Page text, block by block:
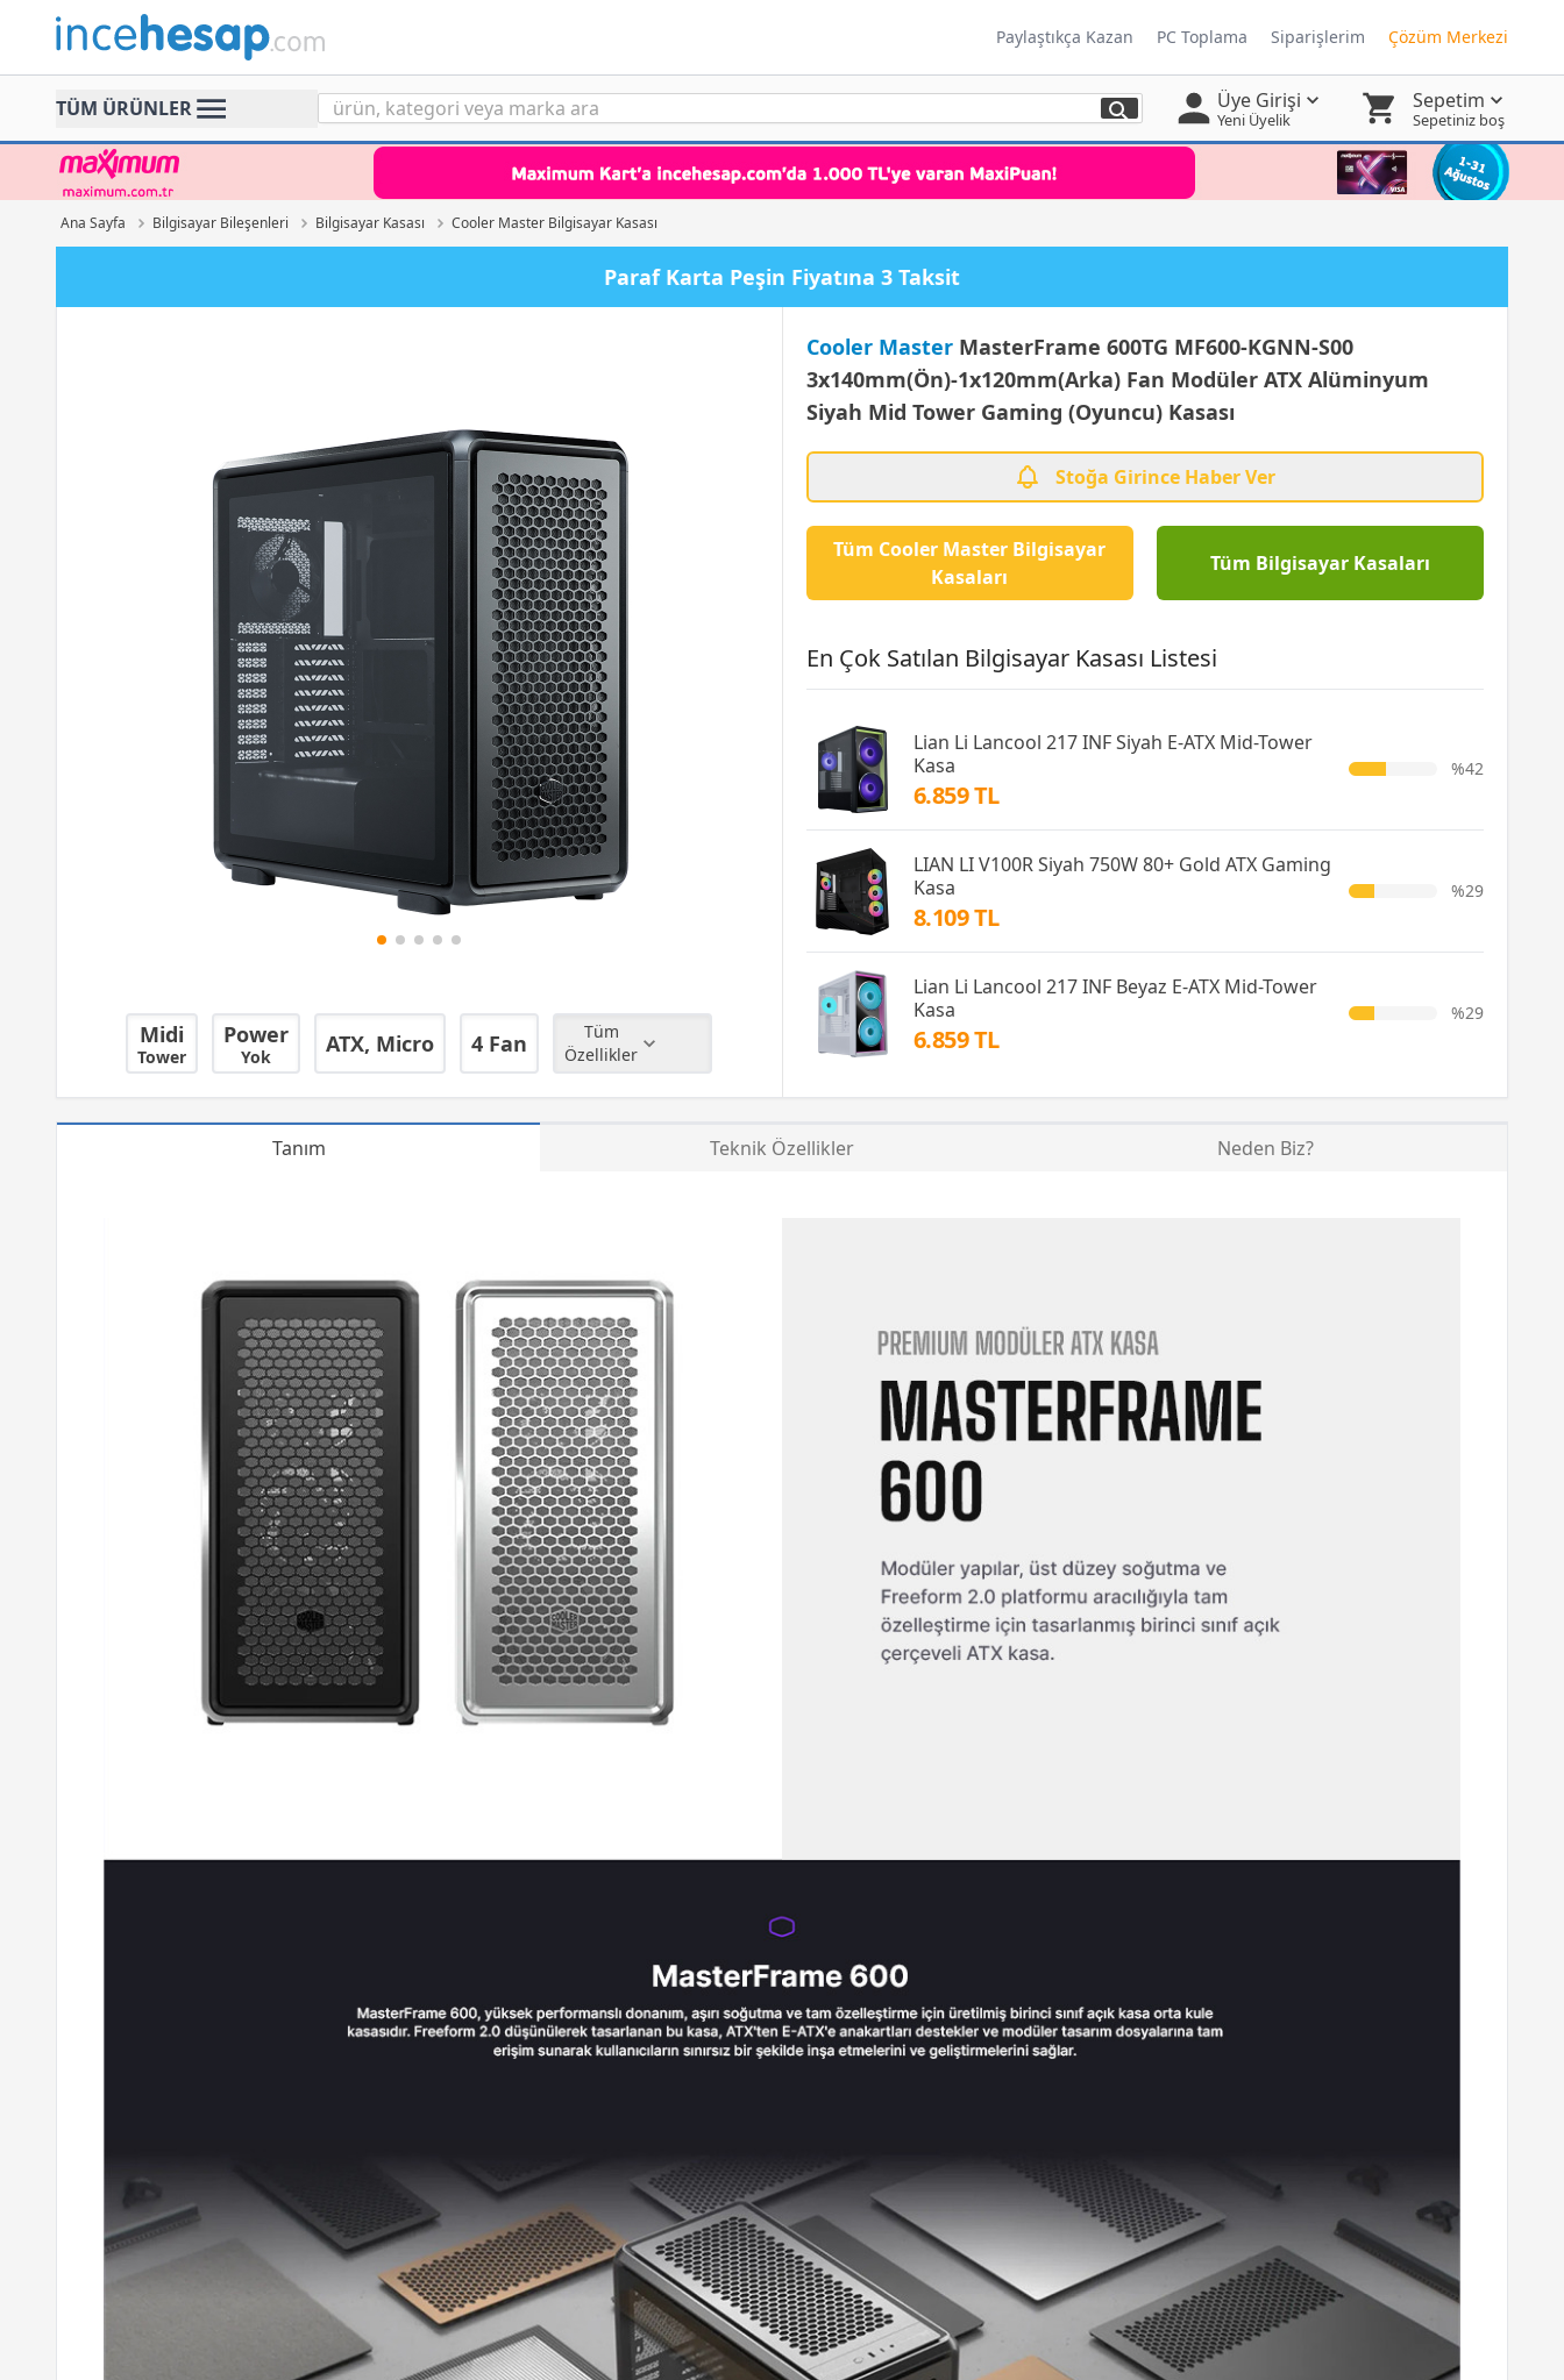
Incehesap Paylaştıkça Kazan PC Toplama Siparişlerim Çözüm Merkezi
TÜM ÜRÜNLER Üye Girişi
Yeni Üyelik
Sepetim
Sepetiniz boş
Ana Sayfa Bilgisayar Bileşenleri Bilgisayar Kasası Cooler Master Bilgisayar Kasası
Paraf Karta Peşin Fiyatına 3 Taksit
Cooler MasterMasterFrame 600TG MF600-KGNN-S00
3x140mm(Ön)-1x120mm(Arka) Fan Modüler ATX Alüminyum
Siyah Mid Tower Gaming (Oyuncu) Kasası
Midi
Tower
Power
Yok ATX, Micro 4 Fan
Tüm
Özellikler
Stoğa Girince Haber Ver
Tüm Cooler Master Bilgisayar
Kasaları
Tüm Bilgisayar Kasaları
En Çok Satılan Bilgisayar Kasası Listesi
Lian Li Lancool 217 INF Siyah E-ATX Mid-Tower
Kasa
6.859 TL
%42
LIAN LI V100R Siyah 750W 80+ Gold ATX Gaming
Kasa
8.109 TL
%29
Lian Li Lancool 217 INF Beyaz E-ATX Mid-Tower
Kasa
6.859 TL
%29
Tanım Teknik Özellikler Neden Biz?